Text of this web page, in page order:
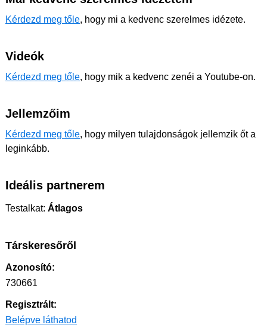
Kérdezd meg tőle, hogy mi a kedvenc szerelmes idézete.
Videók
Kérdezd meg tőle, hogy mik a kedvenc zenéi a Youtube-on.
Jellemzőim
Kérdezd meg tőle, hogy milyen tulajdonságok jellemzik őt a
leginkább.
Ideális partnerem
Testalkat: Átlagos
Társkeresőről
Azonosító:
730661
Regisztrált:
Belépve láthatod